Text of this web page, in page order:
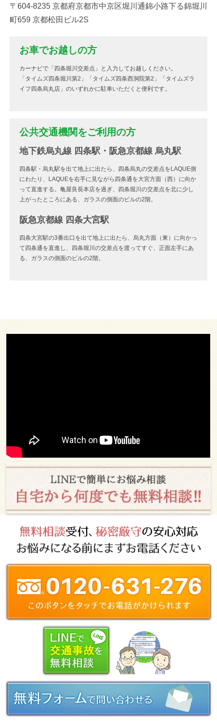
〒604-8235 京都府京都市中京区堀川通錦小路下る錦堀川
町659 京都松田ビル2S
お車でお越しの方
カーナビで「四条堀川交差点」と入力してお越しください。
「タイムズ四条堀川第2」「タイムズ四条西洞院第2」「タイムズラ
イフ四条烏丸店」のいずれかに駐車いただくと便利です。
公共交通機関をご利用の方
地下鉄烏丸線 四条駅・阪急京都線 烏丸駅
四条駅・烏丸駅を出て地上に出たら、四条烏丸の交差点をLAQUE側
にわたり、LAQUEを右手に見ながら四条通を大宮方面（西）に向か
って直進する。亀屋良長本店を過ぎ、四条堀川の交差点を北に少し
上がったところにある、ガラスの側面のビルの2階。
阪急京都線 四条大宮駅
四条大宮駅の3番出口を出て地上に出たら、烏丸方面（東）に向かっ
て四条通を直進し、四条堀川の交差点を渡ってすぐ、正面左手にあ
る、ガラスの側面のビルの2階。